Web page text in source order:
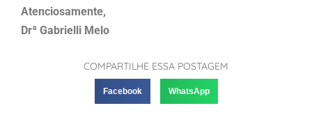
Atenciosamente,
Drª Gabrielli Melo
COMPARTILHE ESSA POSTAGEM
Facebook WhatsApp